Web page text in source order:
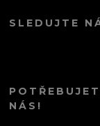
SLEDUJTE
NÁS!